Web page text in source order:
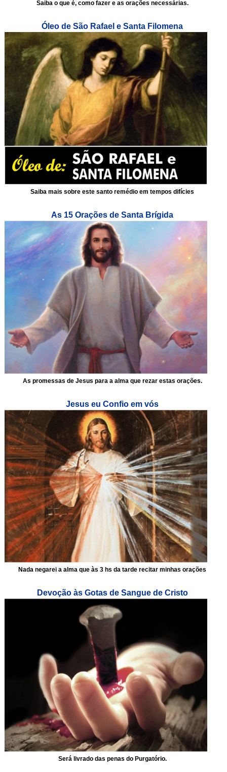
Saiba o que é, como fazer e as orações necessárias.
Óleo de São Rafael e Santa Filomena
Saiba mais sobre este santo remédio em tempos difícies
As 15 Orações de Santa Brígida
As promessas de Jesus para a alma que rezar estas orações.
Jesus eu Confio em vós
Nada negarei a alma que às 3 hs da tarde recitar minhas orações
Devoção às Gotas de Sangue de Cristo
Será livrado das penas do Purgatório.